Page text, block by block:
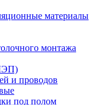
материалы
монтажа
и проводов
под полом